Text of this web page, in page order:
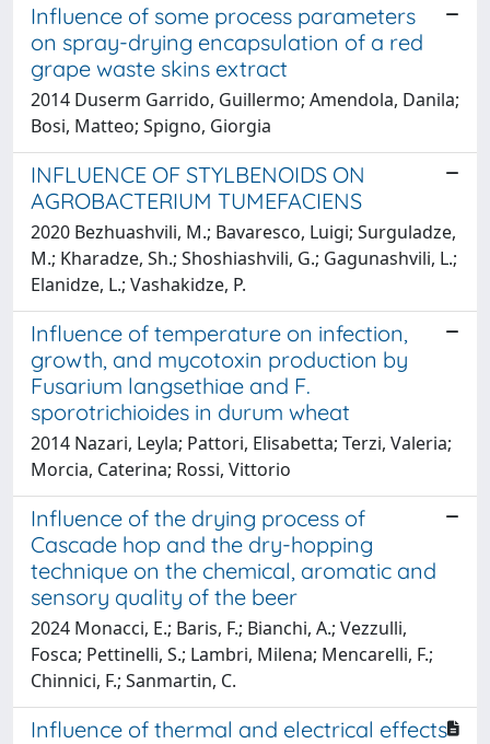
Influence of some process parameters
on spray-drying encapsulation of a red
grape waste skins extract
2014 Duserm Garrido, Guillermo; Amendola, Danila;
Bosi, Matteo; Spigno, Giorgia
INFLUENCE OF STYLBENOIDS ON
AGROBACTERIUM TUMEFACIENS
2020 Bezhuashvili, M.; Bavaresco, Luigi; Surguladze,
M.; Kharadze, Sh.; Shoshiashvili, G.; Gagunashvili, L.;
Elanidze, L.; Vashakidze, P.
Influence of temperature on infection,
growth, and mycotoxin production by
Fusarium langsethiae and F.
sporotrichioides in durum wheat
2014 Nazari, Leyla; Pattori, Elisabetta; Terzi, Valeria;
Morcia, Caterina; Rossi, Vittorio
Influence of the drying process of
Cascade hop and the dry-hopping
technique on the chemical, aromatic and
sensory quality of the beer
2024 Monacci, E.; Baris, F.; Bianchi, A.; Vezzulli,
Fosca; Pettinelli, S.; Lambri, Milena; Mencarelli, F.;
Chinnici, F.; Sanmartin, C.
Influence of thermal and electrical effects